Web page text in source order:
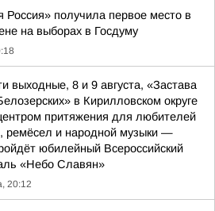
Россия» получила первое место в
на выборах в Госдуму
выходные, 8 и 9 августа, «Застава
в Кирилловском округе
притяжения для любителей
ремёсел и народной музыки —
юбилейный Всероссийский
«Небо Славян»
20:12